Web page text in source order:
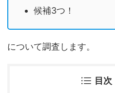
候補3つ！
について調査します。
目次